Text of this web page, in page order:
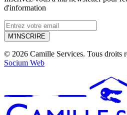
d'information
M'INSCRIRE
© 2026 Camille Services. Tous droits
Socium Web